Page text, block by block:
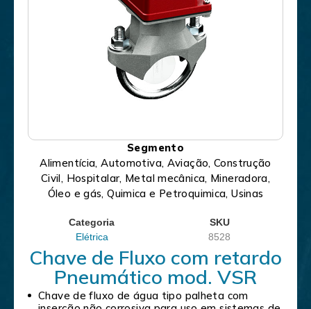
Segmento
Alimentícia, Automotiva, Aviação, Construção
Civil, Hospitalar, Metal mecânica, Mineradora,
Óleo e gás, Quimica e Petroquimica, Usinas
Categoria
Elétrica
SKU
8528
Chave de Fluxo com retardo
Pneumático mod. VSR
Chave de fluxo de água tipo palheta com